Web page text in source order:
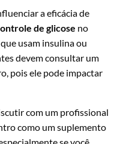
a eficácia de
de glicose no
usam insulina ou
devem consultar um
pois ele pode impactar
com um profissional
como um suplemento